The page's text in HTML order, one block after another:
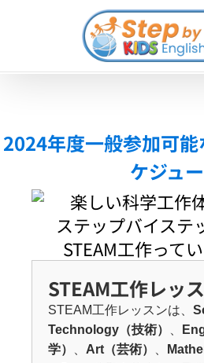
2024年度一般参加可
ケジュ
ステップバイステ
STEAM工作って
STEAM工作レッ
STEAM工作レッスンは、
Technology（技術）
学）
Art（芸術）